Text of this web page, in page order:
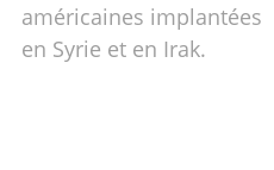
américaines implantées
en Syrie et en Irak.